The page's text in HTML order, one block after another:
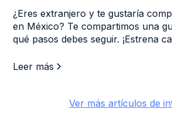
¿Eres extranjero y te gustaría
en México? Te compartimos una
qué pasos debes seguir. ¡Estrena
Leer más
Ver más artículos de